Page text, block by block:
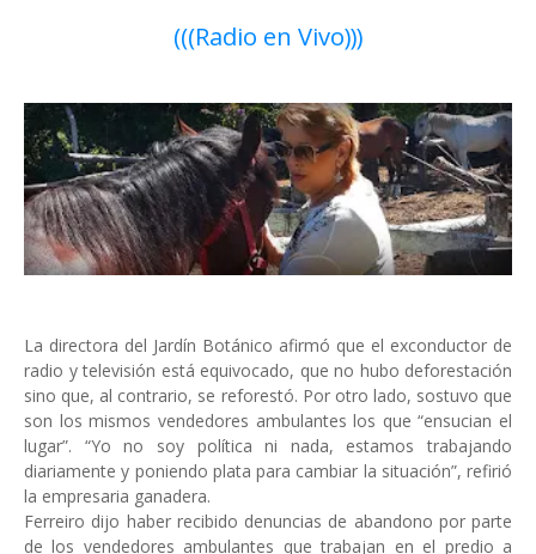
(((Radio en Vivo)))
La directora del Jardín Botánico afirmó que el exconductor de
radio y televisión está equivocado, que no hubo deforestación
sino que, al contrario, se reforestó. Por otro lado, sostuvo que
son los mismos vendedores ambulantes los que “ensucian el
lugar”. “Yo no soy política ni nada, estamos trabajando
diariamente y poniendo plata para cambiar la situación”, refirió
la empresaria ganadera.
Ferreiro dijo haber recibido denuncias de abandono por parte
de los vendedores ambulantes que trabajan en el predio a